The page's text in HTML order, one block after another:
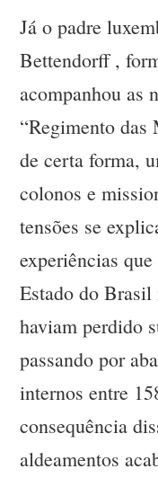
Já o padre
Bettendorff ,
acompanhou as
“Regimento das
de certa forma,
colonos e
tensões se
experiências
Estado do
haviam perdido
passando por
internos entre
consequência
aldeamentos